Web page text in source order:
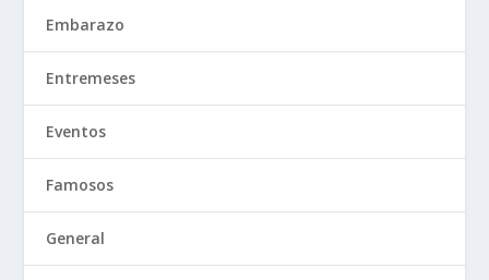
Embarazo
Entremeses
Eventos
Famosos
General